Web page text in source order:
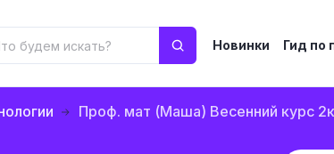
Новинки Гид по
Проф. мат (Маша) Весенний курс